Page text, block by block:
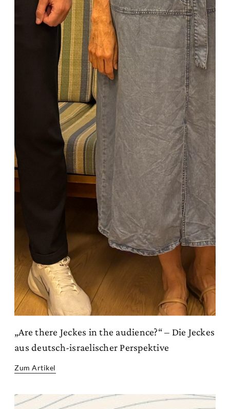
„Are there Jeckes in the audience?“ – Die Jeckes
aus deutsch-israelischer Perspektive
Zum Artikel